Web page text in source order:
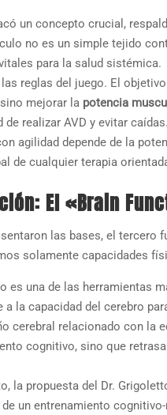
un concepto crucial,
no es un simple tejido
para la salud sistémica.
reglas del juego. El
mejorar la potencia
realizar AVD y evitar
agilidad depende de la
de cualquier terapia
El «Brain
las bases, el tercero
solamente capacidades
es una de las herramientas
a la capacidad del cerebro
cerebral relacionado con la
cognitivo, sino que
la propuesta del Dr.
de un entrenamiento